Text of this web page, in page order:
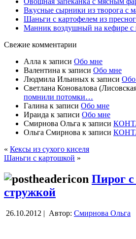
Вкусные сырники из творога с
Шаньги с картофелем из
Манник воздушный на кефире с
Свежие комментарии
Алла к записи Обо мне
Валентина к записи Обо мне
Людмила Ильиных к записи
Светлана Коновалова
помнили потомки…
Галина к записи Обо мне
Ираида к записи Обо мне
Смирнова Ольга к записи
Ольга Смирнова к записи
« Кексы из сухого киселя
Шаньги с картошкой »
Пирог с
стружкой
26.10.2012 | Автор: Смирнова Ольга